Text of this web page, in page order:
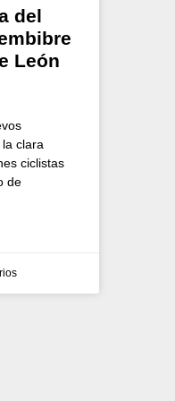
del
León
clara
ciclistas
de